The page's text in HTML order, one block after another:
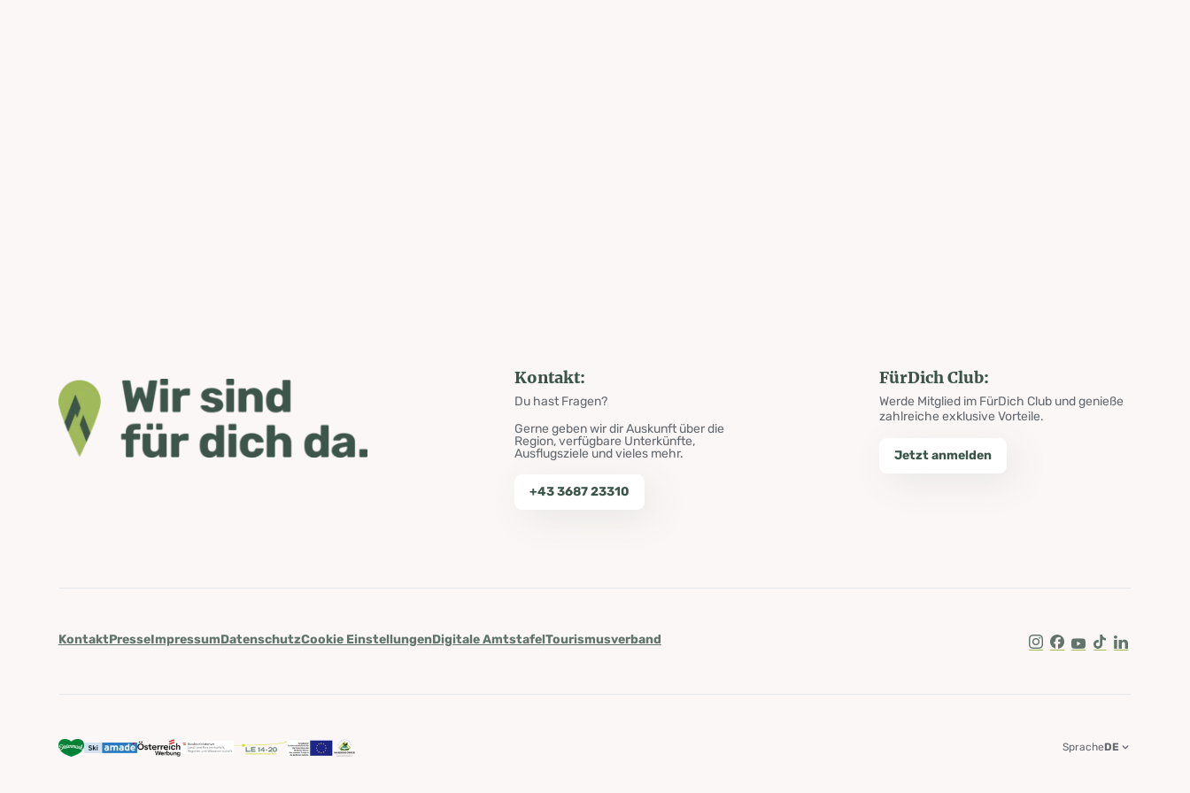
Kontakt:
Du hast Fragen?
Gerne geben wir dir Auskunft über die
Region, verfügbare Unterkünfte,
Ausflugsziele und vieles mehr.
+43 3687 23310
FürDich Club:
Werde Mitglied im FürDich Club und genieße
zahlreiche exklusive Vorteile.
Jetzt anmelden
KontaktPresseImpressumDatenschutzCookie EinstellungenDigitale AmtstafelTourismusverband
Instagram
Facebook
Youtube
Tik TokLinkedIn
SpracheDE